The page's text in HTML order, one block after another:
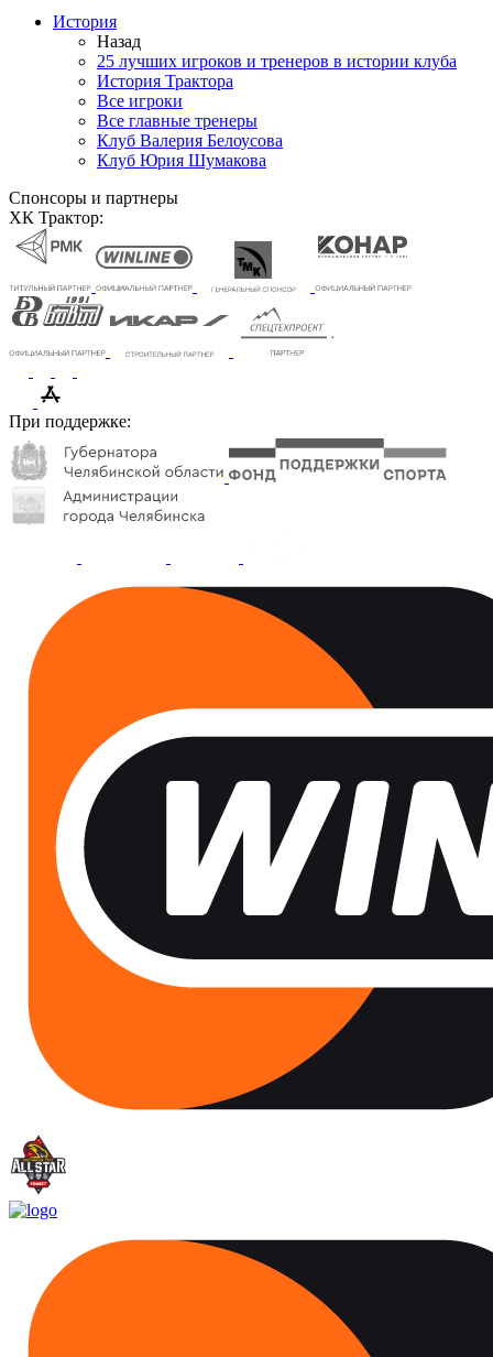
История
Назад
25 лучших игроков и тренеров в истории клуба
История Трактора
Все игроки
Все главные тренеры
Клуб Валерия Белоусова
Клуб Юрия Шумакова
Спонсоры и партнеры
ХК Трактор:
При поддержке: